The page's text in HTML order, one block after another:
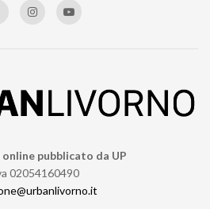
pubblicato da UP
02054160490